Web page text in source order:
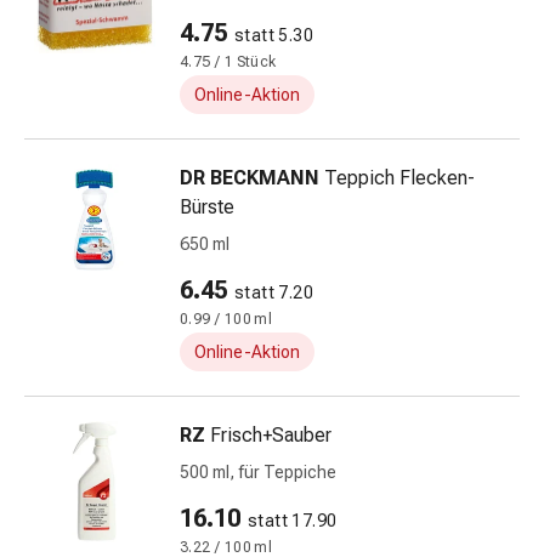
Herznerven-
Störung
Gedächtnis-
Allergie
Antiallergika
Haut
&
Darm
Durchfall
Hämorrhoiden
4.75 statt 5.30
4.75 / 1 Stück
Online-Aktion
DR BECKMANN Teppich Flecken-
Bürste
650 ml
6.45 statt 7.20
0.99 / 100 ml
Online-Aktion
RZ Frisch+Sauber
500 ml, für Teppiche
16.10 statt 17.90
3.22 / 100 ml